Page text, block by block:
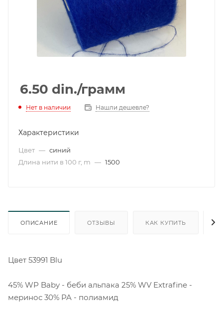
6.50 din./грамм
Нет в наличии Нашли дешевле?
Характеристики
Цвет — синий
Длина нити в 100 г, m — 1500
ОПИСАНИЕ ОТЗЫВЫ КАК КУПИТЬ
Цвет 53991 Blu
45% WP Baby - беби альпака 25% WV Extrafine -
меринос 30% PA - полиамид